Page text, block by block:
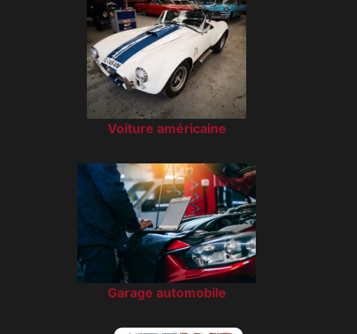
Voiture américaine
Garage automobile